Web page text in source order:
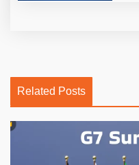
Related Posts